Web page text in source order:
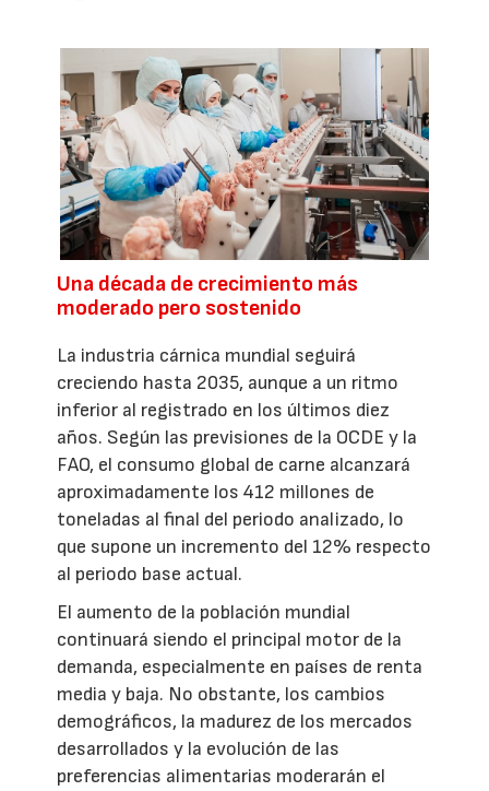
Una década de crecimiento más
moderado pero sostenido
La industria cárnica mundial seguirá
creciendo hasta 2035, aunque a un ritmo
inferior al registrado en los últimos diez
años. Según las previsiones de la OCDE y la
FAO, el consumo global de carne alcanzará
aproximadamente los 412 millones de
toneladas al final del periodo analizado, lo
que supone un incremento del 12% respecto
al periodo base actual.
El aumento de la población mundial
continuará siendo el principal motor de la
demanda, especialmente en países de renta
media y baja. No obstante, los cambios
demográficos, la madurez de los mercados
desarrollados y la evolución de las
preferencias alimentarias moderarán el